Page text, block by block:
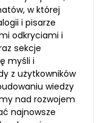
w której
i pisarze
odkryciami i
sekcje
myśli i
z użytkowników
wiedzy
nad rozwojem
najnowsze